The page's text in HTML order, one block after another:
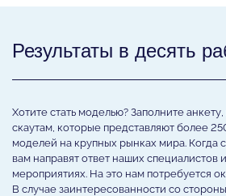
Результаты в десять
Хотите стать моделью? Заполните
скаутам, которые представляют более
моделей на крупных рынках мира. Когда
вам направят ответ наших специалистов
мероприятиях. На это нам потребуется
В случае заинтересованности со